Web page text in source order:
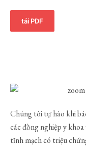
tải PDF
Chúng tôi tự hào khi
các đồng nghiệp y
tĩnh mạch có triệu